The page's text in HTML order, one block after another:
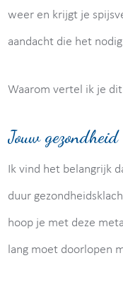
weer en krijgt je
aandacht die het
Waarom vertel ik je
Jouw gezondheid
Ik vind het belangrijk
duur
hoop je met deze
lang moet doorlopen